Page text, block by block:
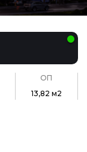
ОП
13,82 м2